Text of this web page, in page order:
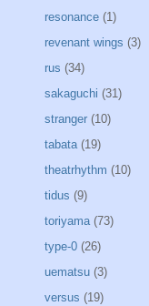
resonance (1)
revenant wings (3)
rus (34)
sakaguchi (31)
stranger (10)
tabata (19)
theatrhythm (10)
tidus (9)
toriyama (73)
type-0 (26)
uematsu (3)
versus (19)